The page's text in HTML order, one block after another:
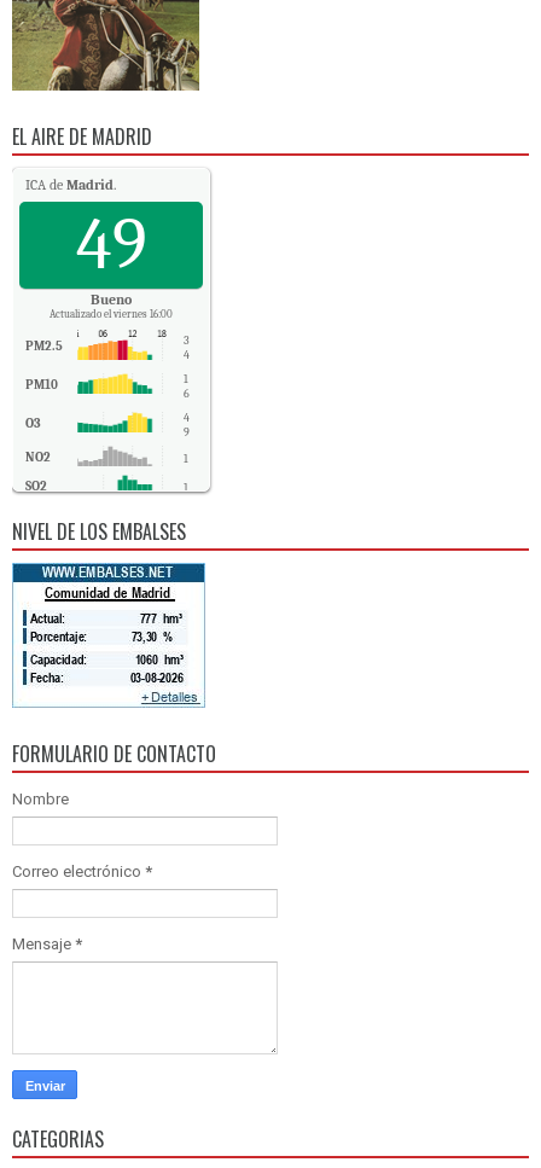
EL AIRE DE MADRID
ICA de Madrid.
49
Bueno
Actualizado el viernes 16:00
PM2.5
3
4
PM10
1
6
O3
4
9
NO2 1
SO2 1
NIVEL DE LOS EMBALSES
FORMULARIO DE CONTACTO
Nombre
Correo electrónico *
Mensaje *
CATEGORIAS